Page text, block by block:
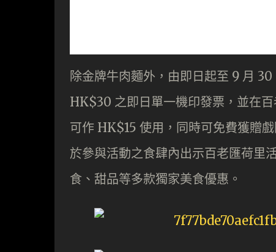
除金牌牛肉麵外，由即日起至 9 月
HK$30 之即日單一機印發票，並在
可作 HK$15 使用，同時可免費獲贈
於參與活動之食肆內出示百老匯荷里
食、甜品等多款獨家美食優惠。